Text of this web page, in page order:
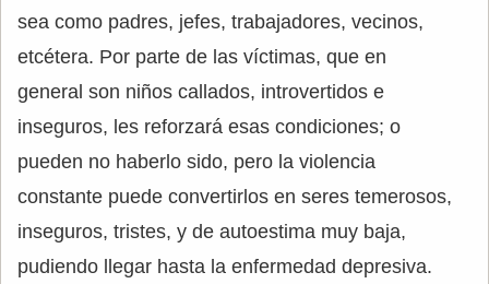
sea como padres, jefes, trabajadores, vecinos,
etcétera. Por parte de las víctimas, que en
general son niños callados, introvertidos e
inseguros, les reforzará esas condiciones; o
pueden no haberlo sido, pero la violencia
constante puede convertirlos en seres temerosos,
inseguros, tristes, y de autoestima muy baja,
pudiendo llegar hasta la enfermedad depresiva.